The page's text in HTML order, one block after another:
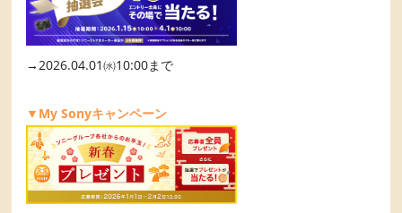
→2026.04.01㈬10:00まで
▼My Sonyキャンペーン